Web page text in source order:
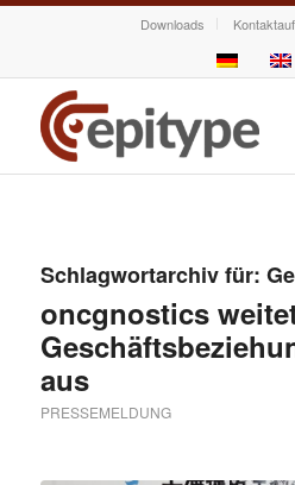
Downloads
Schlagwortarchiv für:
oncgnostics
aus
PRESSEMELDUNG